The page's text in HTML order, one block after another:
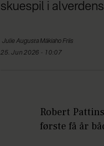
skuespil i
Julie Augusta Mäkiaho Friis
25. Jun 2026 - 10:07
Robert
første få år